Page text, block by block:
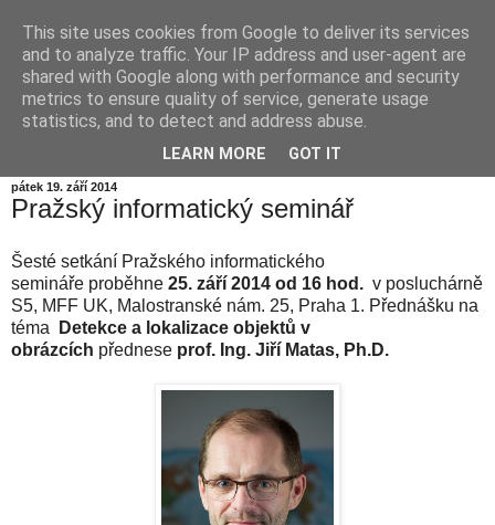
Informační zátiší
Blog Ústavu informatiky Akademie věd České republiky,
pátek 19. září 2014
Pražský informatický seminář
Šesté setkání Pražského informatického
semináře proběhne 25. září 2014 od 16 hod. v posluchárně
S5, MFF UK, Malostranské nám. 25, Praha 1. Přednášku na
téma
Detekce a lokalizace objektů v
obrázcích přednese prof. Ing. Jiří Matas, Ph.D.
This site uses cookies from Google to deliver its services
and to analyze traffic. Your IP address and user-agent are
shared with Google along with performance and security
metrics to ensure quality of service, generate usage
statistics, and to detect and address abuse.
LEARN MORE GOT IT